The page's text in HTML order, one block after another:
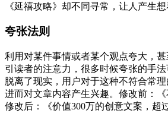
《延禧攻略》却不同寻常，让人产生想
夸张法则
利用对某件事情或者某个观点夸大，
引读者的注意力，很多时候夸张的手
脱离了现实，用户对于这种不符合常理
进而对文章内容产生兴趣。修改前：《
修改后：《价值300万的创意文案，超